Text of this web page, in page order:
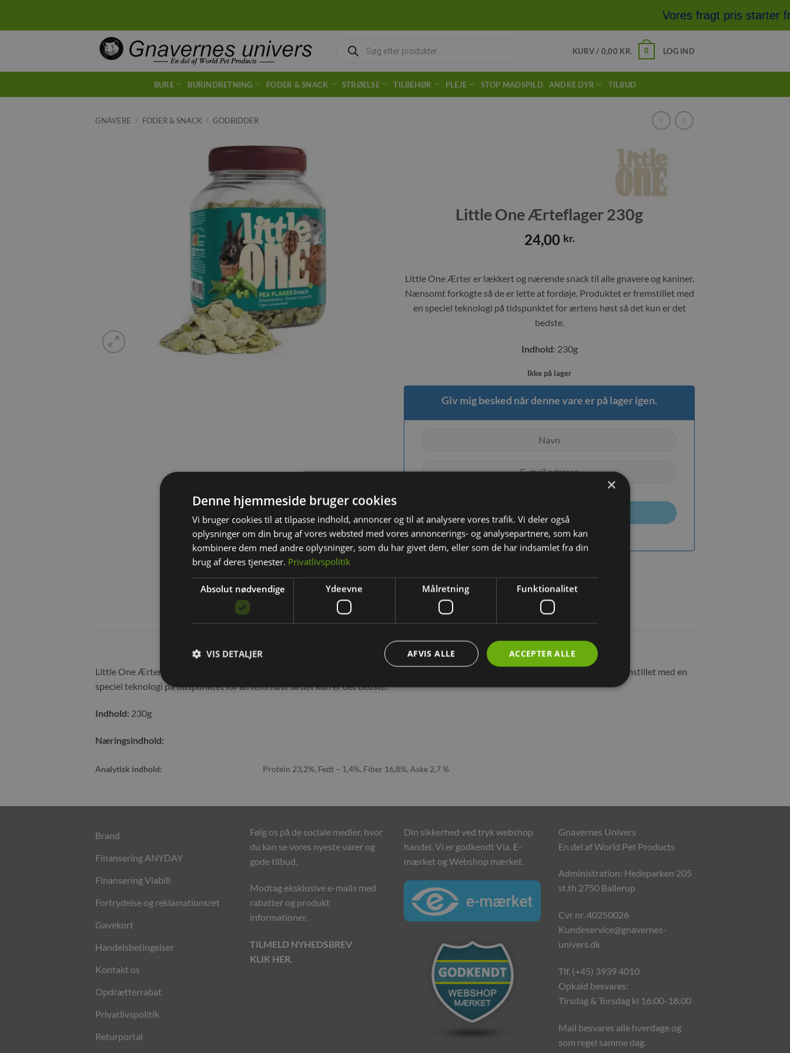
Vores fragt pris starter
search
KURV / 0,00 KR. 0 LOG IND
BURE BURINDRETNING FODER & SNACK STRØELSE TILBEHØR PLEJE STOP MADSPILD ANDRE DYR TILBUD
GNAVERE / FODER & SNACK / GODBIDDER
Little One Ærteflager 230g
24,00 kr.
Little One Ærter er lækkert og nærende snack til alle gnavere og kaniner.
Nænsomt forkogte så de er lette at fordøje. Produktet er fremstillet med
en speciel teknologi på tidspunktet for ærtens høst så det kun er det
bedste.
Indhold: 230g
Ikke på lager
Giv mig besked når denne vare er på lager igen.
TILMELD
YDERLIGERE INFORMATION
Little One Ærter er lækkert og nærende snack til alle gnavere og kaniner. Nænsomt forkogte så de er lette at fordøje. Produktet er fremstillet med en
speciel teknologi på tidspunktet for ærtens høst så det kun er det bedste.
Indhold: 230g
Næringsindhold:
Analytisk indhold: Protein 23,2%, Fedt – 1,4%, Fiber 16,8%, Aske 2,7 %
Brand
Finansering ANYDAY
Finansering Viabill
Fortrydelse og reklamationsret
Gavekort
Handelsbetingelser
Kontakt os
Opdrætterrabat
Privatlivspolitik
Returportal
Følg os på de sociale medier, hvor
du kan se vores nyeste varer og
gode tilbud.
Modtag eksklusive e-mails med
rabatter og produkt
informationer.
TILMELD NYHEDSBREV
KLIK HER.
Din sikkerhed ved tryk webshop
handel. Vi er godkendt Via. E-
mærket og Webshop mærket.
Gnavernes Univers
En del af World Pet Products
Administration: Hedeparken 205
st.th 2750 Ballerup
Cvr nr. 40250026
Kundeservice@gnavernes-
univers.dk
Tlf. (+45) 3939 4010
Opkald besvares:
Tirsdag & Torsdag kl 16:00-18:00
Mail besvares alle hverdage og
som regel samme dag.
×
Denne hjemmeside bruger cookies
Vi bruger cookies til at tilpasse indhold, annoncer og til at analysere vores trafik. Vi deler også
oplysninger om din brug af vores websted med vores annoncerings- og analysepartnere, som kan
kombinere dem med andre oplysninger, som du har givet dem, eller som de har indsamlet fra din
brug af deres tjenester. Privatlivspolitik
Absolut nødvendige Ydeevne Målretning Funktionalitet
ACCEPTER ALLE
AFVIS ALLE
VIS DETALJER